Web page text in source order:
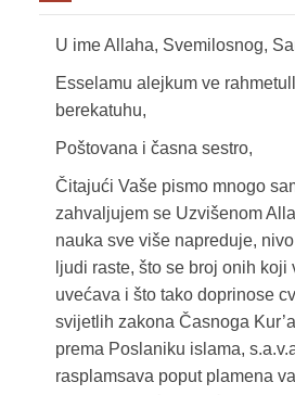
U ime Allaha, Svemilosnog,
Esselamu alejkum ve
berekatuhu,
Poštovana i časna sestro,
Čitajući Vaše pismo mnogo
zahvaljujem se Uzvišenom
nauka sve više napreduje,
ljudi raste, što se broj onih koji
uvećava i što tako doprinose
svijetlih zakona Časnoga
prema Poslaniku islama,
rasplamsava poput plamena